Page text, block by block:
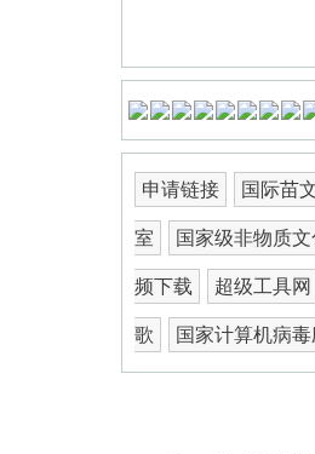
申请链接 国际苗
室 国家级非物质
频下载 超级工具网
歌 国家计算机病